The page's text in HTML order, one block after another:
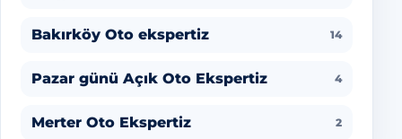
Bakırköy Oto ekspertiz 14
Pazar günü Açık Oto Ekspertiz 4
Merter Oto Ekspertiz 2